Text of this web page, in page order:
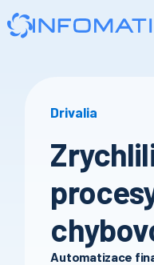
Drivalia
Automatizace